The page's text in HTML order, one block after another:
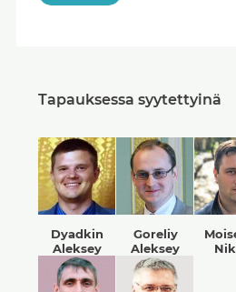
Tapauksessa syytettyinä
Dyadkin
Aleksey
Goreliy
Aleksey